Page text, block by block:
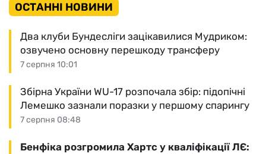
ОСТАННІ НОВИНИ
7 серпня 10:01
Два клуби Бундесліги зацікавилися Мудриком:
озвучено основну перешкоду трансферу
7 серпня 08:48
Збірна України WU-17 розпочала збір: підопічні
Лемешко зазнали поразки у першому спарингу
Бенфіка розгромила Хартс у кваліфікації ЛЄ: